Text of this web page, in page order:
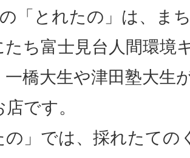
「とれたの」は、ま
たち富士見台人間環境
一橋大生や津田塾大生
です。
の」では、採れたて